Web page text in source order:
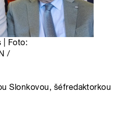
| Foto:
/
Slonkovou, šéfredaktorkou